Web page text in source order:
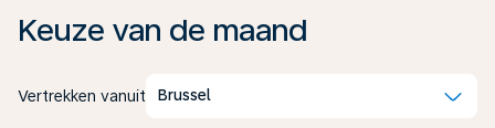
Keuze van de maand
Vertrekken vanuit Brussel